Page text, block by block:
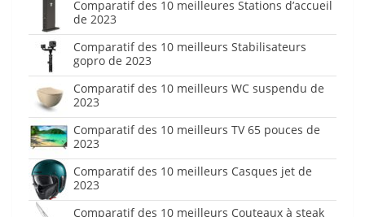
Comparatif des 10 meilleures Stations d’accueil
de 2023
Comparatif des 10 meilleurs Stabilisateurs
gopro de 2023
Comparatif des 10 meilleurs WC suspendu de
2023
Comparatif des 10 meilleurs TV 65 pouces de
2023
Comparatif des 10 meilleurs Casques jet de
2023
Comparatif des 10 meilleurs Couteaux à steak